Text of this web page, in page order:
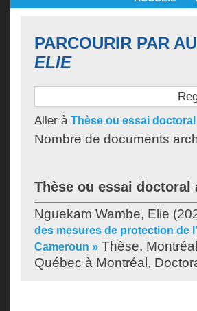
PARCOURIR PAR
ELIE
Aller à Thèse ou essai
Nombre de documents
Thèse ou essai doctoral
Nguekam Wambe, Elie
des mesures de protection de
Cameroun » Thèse.
Québec à Montréal,